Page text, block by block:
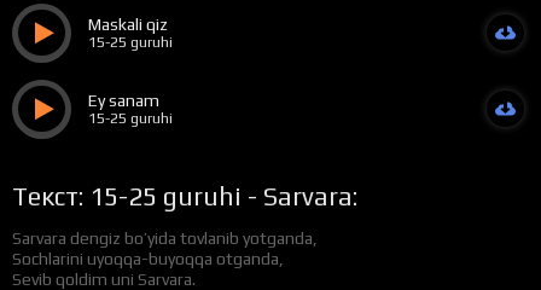
Maskali qiz
15-25 guruhi
Ey sanam
15-25 guruhi
Текст: 15-25 guruhi - Sarvara:
Sarvara dengiz bo’yida tovlanib yotganda,
Sochlarini uyoqqa-buyoqqa otganda,
Sevib qoldim uni Sarvara.